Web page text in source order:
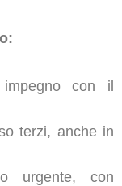
impegno con il
terzi, anche in
urgente, con